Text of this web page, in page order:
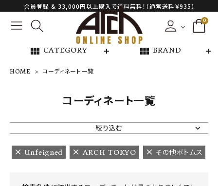
会員登録 & 33,000円以上購入で送料無料！（通常送料￥935）
0
view_module CATEGORY view_module BRAND
NEW ARRIVAL
ARCH EXCLUSIVE
BRAND
HOME コーディネート一覧
コーディネート一覧
絞り込む
Unfeigned ARCH TOKYO その他ボトムス